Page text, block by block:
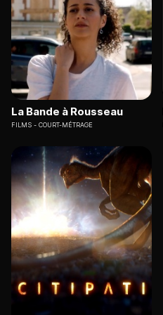
La Bande à Rousseau
FILMS COURT-MÉTRAGE